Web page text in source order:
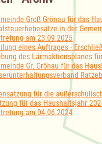
Groß Grönau für das
in der
am 23.09.2025
eines Auftrages -
des Lärmaktionsplanes
Gr. Grönau für das
für die
für das Haushaltsjahr
am 04.06.2024